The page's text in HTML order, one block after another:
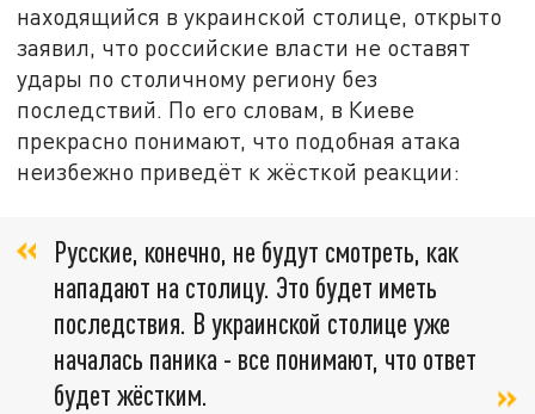
находящийся в украинской столице, открыто
заявил, что российские власти не оставят
удары по столичному региону без
последствий. По его словам, в Киеве
прекрасно понимают, что подобная атака
неизбежно приведёт к жёсткой реакции:
Русские, конечно, не будут смотреть, как
нападают на столицу. Это будет иметь
последствия. В украинской столице уже
началась паника - все понимают, что ответ
будет жёстким.